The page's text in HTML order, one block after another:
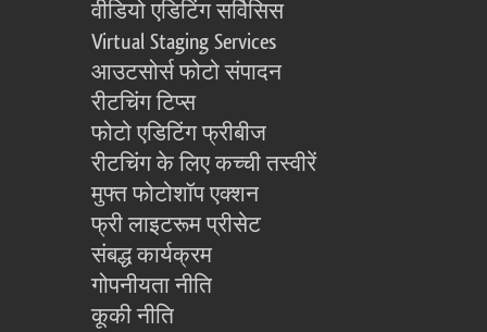
वीडियो एडिटिंग सर्विसिस
Virtual Staging Services
आउटसोर्स फोटो संपादन
रीटचिंग टिप्स
फोटो एडिटिंग फ्रीबीज
रीटचिंग के लिए कच्ची तस्वीरें
मुफ्त फोटोशॉप एक्शन
फ्री लाइटरूम प्रीसेट
संबद्ध कार्यक्रम
गोपनीयता नीति
कूकी नीति